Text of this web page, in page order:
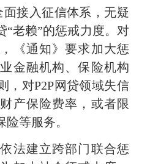
面接入征信体系，无疑
“老赖”的惩戒力度。对
《通知》要求加大惩
金融机构、保险机构
，对P2P网贷领域失信
产保险费率，或者限
等服务。
法建立跨部门联合惩